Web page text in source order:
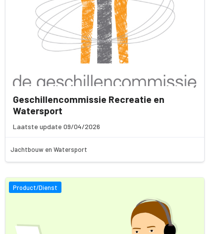
Geschillencommissie Recreatie en
Watersport
Laatste update 09/04/2026
Jachtbouw en Watersport
Product/Dienst